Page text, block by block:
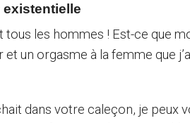
existentielle
tous les hommes ! Est-ce que
un orgasme à la femme que
dans votre caleçon, je peux